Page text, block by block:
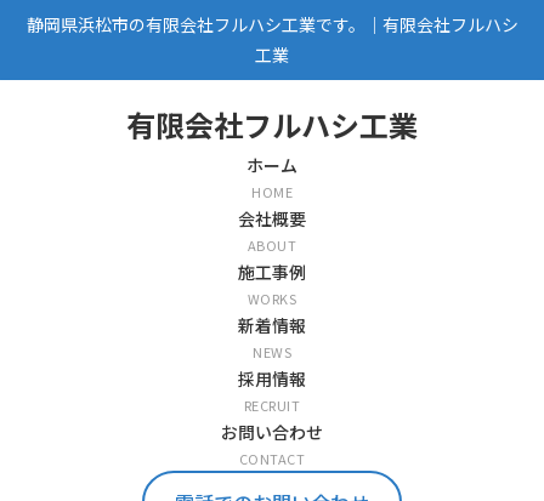
静岡県浜松市の有限会社フルハシ工業です。｜有限会社フルハシ
工業
有限会社フルハシ工業
ホーム
HOME
会社概要
ABOUT
施工事例
WORKS
新着情報
NEWS
採用情報
RECRUIT
お問い合わせ
CONTACT